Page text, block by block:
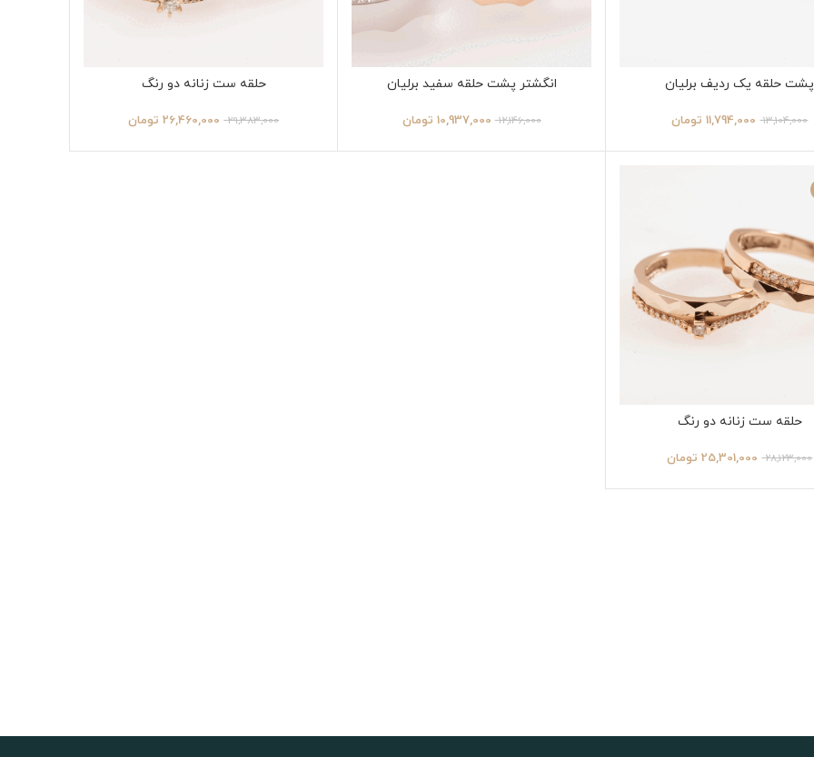
پشت حلقه یک ردیف برلیان
13,104,000
11,794,000 تومان
انگشتر پشت حلقه سفید برلیان
12,146,000
10,937,000 تومان
حلقه ست زنانه دو رنگ
29,383,000
26,460,000 تومان
حلقه ست زنانه دو رنگ
28,123,000
25,301,000 تومان